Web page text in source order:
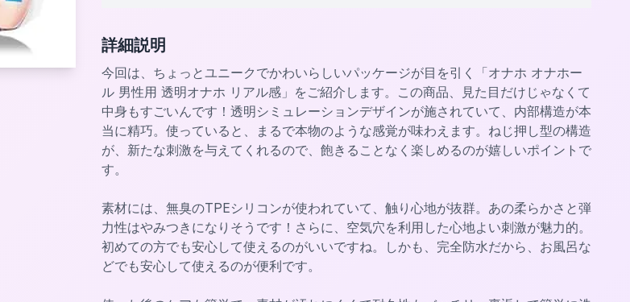
詳細説明
今回は、ちょっとユニークでかわいらしいパッケージが目を引く「オナホ オナホー
ル 男性用 透明オナホ リアル感」をご紹介します。この商品、見た目だけじゃなくて
中身もすごいんです！透明シミュレーションデザインが施されていて、内部構造が本
当に精巧。使っていると、まるで本物のような感覚が味わえます。ねじ押し型の構造
が、新たな刺激を与えてくれるので、飽きることなく楽しめるのが嬉しいポイントで
す。
素材には、無臭のTPEシリコンが使われていて、触り心地が抜群。あの柔らかさと弾
力性はやみつきになりそうです！さらに、空気穴を利用した心地よい刺激が魅力的。
初めての方でも安心して使えるのがいいですね。しかも、完全防水だから、お風呂な
どでも安心して使えるのが便利です。